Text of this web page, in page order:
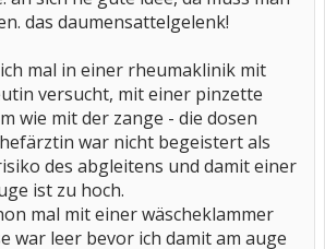
das daumensattelgelenk!
mal in einer rheumaklinik mit
versucht, mit einer pinzette
wie mit der zange - die dosen
war nicht begeistert als
des abgleitens und damit einer
ist zu hoch.
mal mit einer wäscheklammer
war leer bevor ich damit am auge